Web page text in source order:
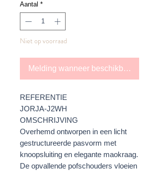
Aantal *
Niet op voorraad
Melding wanneer beschikbaar
REFERENTIE
JORJA-J2WH
OMSCHRIJVING
Overhemd ontworpen in een licht
gestructureerde pasvorm met
knoopsluiting en elegante maokraag.
De opvallende pofschouders vloeien